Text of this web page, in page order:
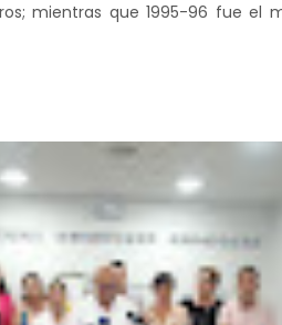
mientras que 1995-96 fue el